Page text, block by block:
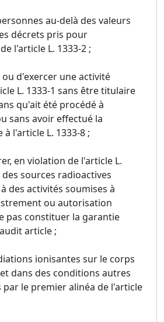
au-delà des valeurs
décrets pris pour
l'article L. 1333-2 ;
d'exercer une activité
L. 1333-1 sans être titulaire
qu'ait été procédé à
sans avoir effectué la
l'article L. 1333-8 ;
en violation de l'article L.
sources radioactives
des activités soumises à
ou autorisation
pas constituer la garantie
article ;
ionisantes sur le corps
dans des conditions autres
par le premier alinéa de l'article